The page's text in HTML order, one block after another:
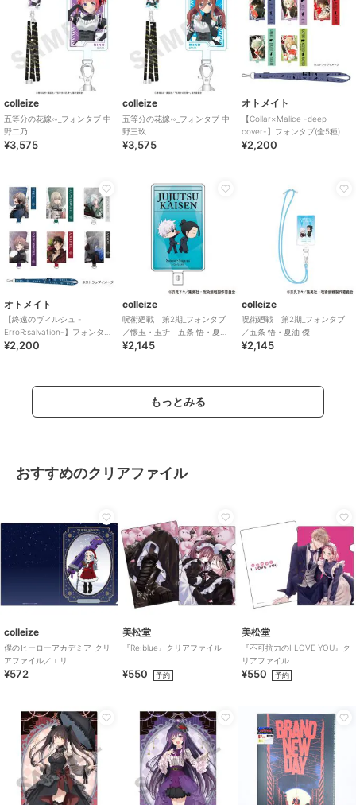
colleize
五等分の花嫁∽_フォンタブ 中
野二乃
¥3,575
colleize
五等分の花嫁∽_フォンタブ 中
野三玖
¥3,575
オトメイト
【Collar×Malice -deep
cover-】フォンタブ(全5種)
¥2,200
オトメイト
【終遠のヴィルシュ -
ErroR:salvation-】フォンタブ
(全6種)
¥2,200
colleize
呪術廻戦 第2期_フォンタブ
／懐玉・玉折 五条 悟・夏油
傑 B
¥2,145
colleize
呪術廻戦 第2期_フォンタブ
／五条 悟・夏油 傑
¥2,145
もっとみる
おすすめのクリアファイル
colleize
僕のヒーローアカデミア_クリ
アファイル／エリ
¥572
美松堂
『Re:blue』クリアファイル
¥550 予約
美松堂
『不可抗力のI LOVE YOU』ク
リアファイル
¥550 予約